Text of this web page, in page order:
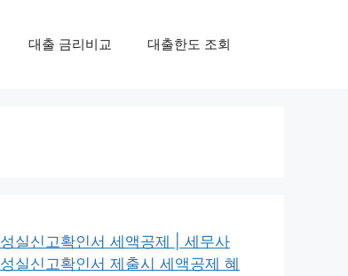
대출 금리비교 대출한도 조회
성실신고확인서 세액공제 | 세무사
성실신고확인서 제출시 세액공제 혜